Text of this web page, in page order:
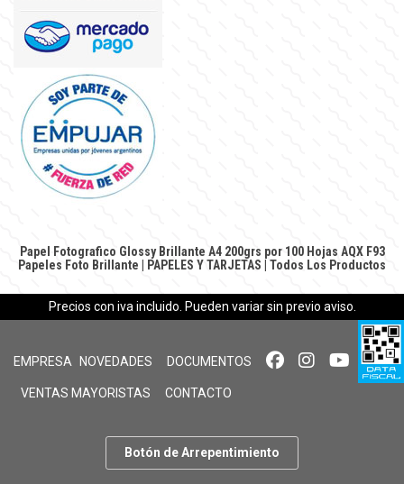
Papel Fotografico Glossy Brillante A4 200grs por 100 Hojas AQX F93
Papeles Foto Brillante
PAPELES Y TARJETAS Todos Los Productos
Precios con iva incluido. Pueden variar sin previo aviso.
EMPRESA NOVEDADES DOCUMENTOS
VENTAS MAYORISTAS CONTACTO
Botón de Arrepentimiento